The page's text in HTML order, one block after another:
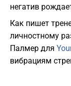
негатив
Как пишет
личностному
Палмер для
вибрациям